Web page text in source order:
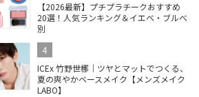
【2026最新】プチプラチークおすすめ
20選！人気ランキング＆イエベ・ブルべ
別
4
ICEx 竹野世梛｜ツヤとマットでつくる、
夏の爽やかベースメイク【メンズメイク
LABO】